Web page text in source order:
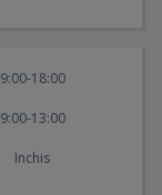
9:00-18:00
9:00-13:00
Inchis